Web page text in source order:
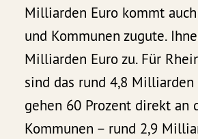
Milliarden Euro kommt
und Kommunen zugute.
Milliarden Euro zu. Für
sind das rund 4,8 Milliarden
gehen 60 Prozent direkt an
Kommunen – rund 2,9